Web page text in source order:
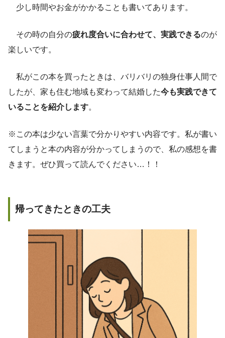
少し時間やお金がかかることも書いてあります。
その時の自分の疲れ度合いに合わせて、実践できるのが
楽しいです。
私がこの本を買ったときは、バリバリの独身仕事人間で
したが、家も住む地域も変わって結婚した今も実践できて
いることを紹介します。
※この本は少ない言葉で分かりやすい内容です。私が書い
てしまうと本の内容が分かってしまうので、私の感想を書
きます。ぜひ買って読んでください…！！
帰ってきたときの工夫